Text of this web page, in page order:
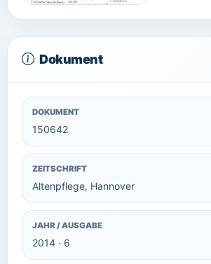
Dokument
DOKUMENT
150642
ZEITSCHRIFT
Altenpflege, Hannover
JAHR / AUSGABE
2014 · 6